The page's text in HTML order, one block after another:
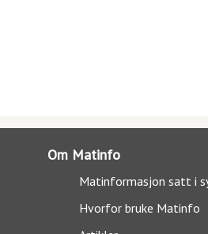
Om Matinfo
Matinformasjon satt i
Hvorfor bruke Matinfo